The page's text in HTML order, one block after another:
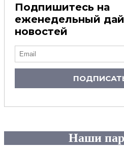
Подпишитесь на
еженедельный
новостей
Наши